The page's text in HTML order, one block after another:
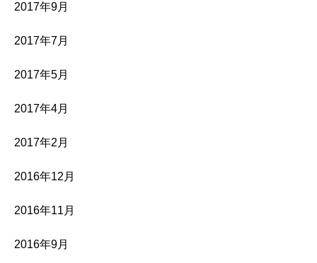
2017年9月
2017年7月
2017年5月
2017年4月
2017年2月
2016年12月
2016年11月
2016年9月